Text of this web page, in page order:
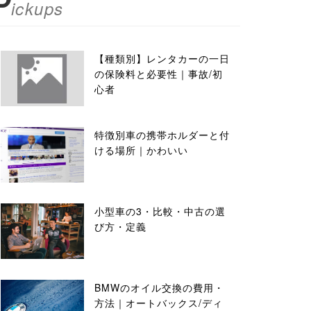
ickups
【種類別】レンタカーの一日
の保険料と必要性｜事故/初
心者
特徴別車の携帯ホルダーと付
ける場所｜かわいい
小型車の3・比較・中古の選
び方・定義
BMWのオイル交換の費用・
方法｜オートバックス/ディ